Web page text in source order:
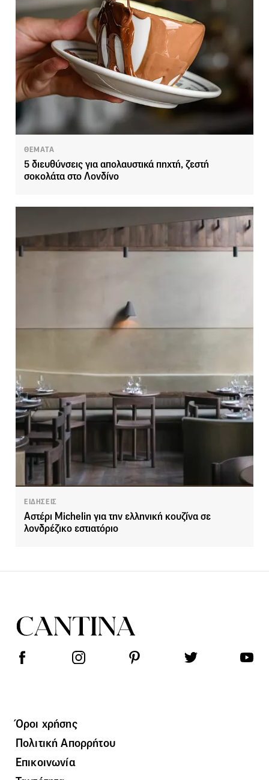
ΘΕΜΑΤΑ
5 διευθύνσεις για απολαυστικά πηχτή, ζεστή
σοκολάτα στο Λονδίνο
ΕΙΔΗΣΕΙΣ
Αστέρι Michelin για την ελληνική κουζίνα σε
λονδρέζικο εστιατόριο
Όροι χρήσης
Πολιτική Απορρήτου
Επικοινωνία